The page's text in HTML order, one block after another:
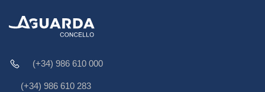
(+34) 986 610 000
(+34) 986 610 283